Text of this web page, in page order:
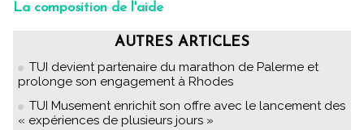
La composition de l'aide
AUTRES ARTICLES
TUI devient partenaire du marathon de Palerme et
prolonge son engagement à Rhodes
TUI Musement enrichit son offre avec le lancement des
« expériences de plusieurs jours »